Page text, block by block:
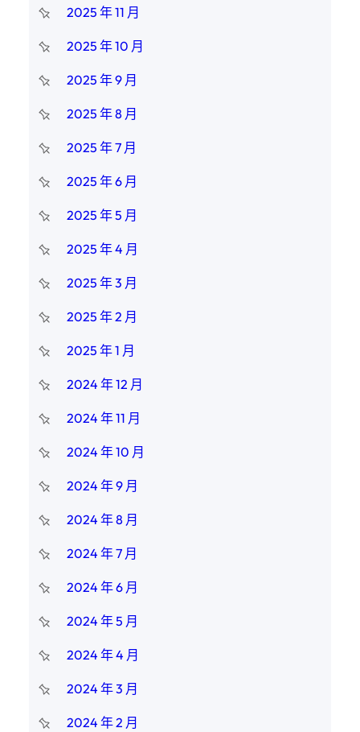
2025 年 11 月
2025 年 10 月
2025 年 9 月
2025 年 8 月
2025 年 7 月
2025 年 6 月
2025 年 5 月
2025 年 4 月
2025 年 3 月
2025 年 2 月
2025 年 1 月
2024 年 12 月
2024 年 11 月
2024 年 10 月
2024 年 9 月
2024 年 8 月
2024 年 7 月
2024 年 6 月
2024 年 5 月
2024 年 4 月
2024 年 3 月
2024 年 2 月